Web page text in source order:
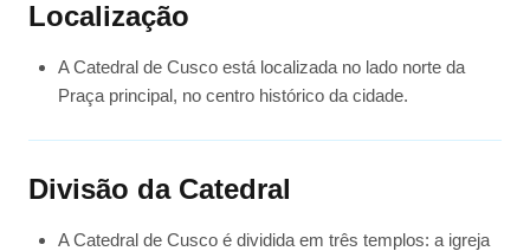
Localização
A Catedral de Cusco está localizada no lado norte da
Praça principal, no centro histórico da cidade.
Divisão da Catedral
A Catedral de Cusco é dividida em três templos: a igreja